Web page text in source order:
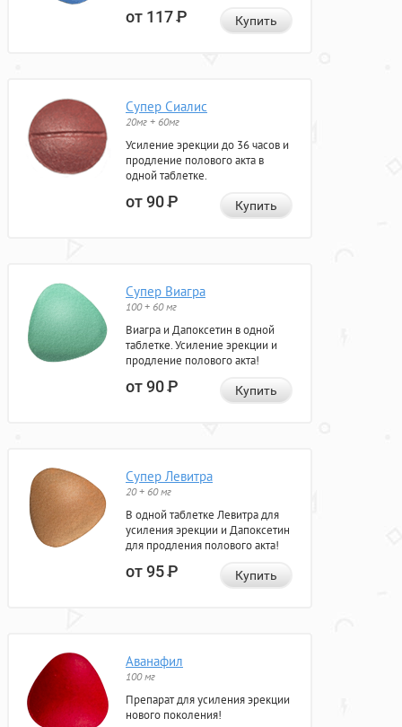
от 117Р Купить
Супер Сиалис
20мг + 60мг
Усиление эрекции до 36 часов и
продление полового акта в
одной таблетке.
от 90Р Купить
Супер Виагра
100 + 60 мг
Виагра и Дапоксетин в одной
таблетке. Усиление эрекции и
продление полового акта!
от 90Р Купить
Супер Левитра
20 + 60 мг
В одной таблетке Левитра для
усиления эрекции и Дапоксетин
для продления полового акта!
от 95Р Купить
Аванафил
100 мг
Препарат для усиления эрекции
нового поколения!